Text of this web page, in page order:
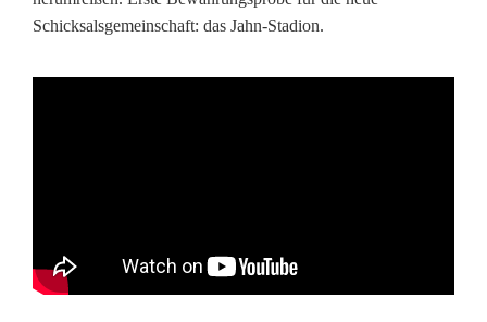
Z
-
Schicksalsgemeinschaft: das Jahn-Stadion.